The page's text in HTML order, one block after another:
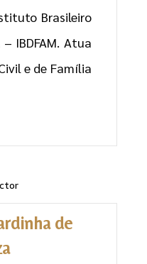
Brasileiro
IBDFAM. Atua
e de Família
de